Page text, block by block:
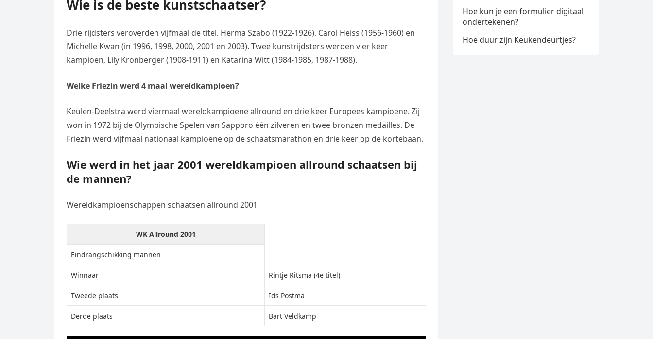
Wie is de beste kunstschaatser?
Drie rijdsters veroverden vijfmaal de titel, Herma Szabo (1922-1926), Carol Heiss (1956-1960) en
Michelle Kwan (in 1996, 1998, 2000, 2001 en 2003). Twee kunstrijdsters werden vier keer
kampioen, Lily Kronberger (1908-1911) en Katarina Witt (1984-1985, 1987-1988).
Welke Friezin werd 4 maal wereldkampioen?
Keulen-Deelstra werd viermaal wereldkampioene allround en drie keer Europees kampioene. Zij
won in 1972 bij de Olympische Spelen van Sapporo één zilveren en twee bronzen medailles. De
Friezin werd vijfmaal nationaal kampioene op de schaatsmarathon en drie keer op de kortebaan.
Wie werd in het jaar 2001 wereldkampioen allround schaatsen bij
de mannen?
Wereldkampioenschappen schaatsen allround 2001
WK Allround 2001
Eindrangschikking mannen
Winnaar Rintje Ritsma (4e titel)
Tweede plaats Ids Postma
Derde plaats Bart Veldkamp
Hoe kun je een formulier digitaal
ondertekenen?
Hoe duur zijn Keukendeurtjes?